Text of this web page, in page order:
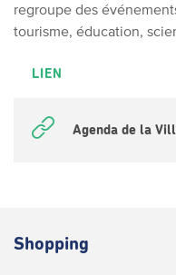
regroupe des
tourisme, éducation,
LIEN
Agenda de la
Shopping